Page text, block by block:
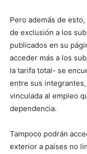
Pero además de
de exclusión a los
publicados en su
acceder más a los
la tarifa total- se
entre sus
vinculada al empleo
dependencia.
Tampoco podrán
exterior a países no